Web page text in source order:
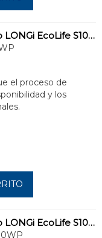
Módulo fotovoltaico LONGi EcoLife S10 505W
el proceso de
y los
Módulo fotovoltaico LONGi EcoLife S10 Full Black Bifacial 490W